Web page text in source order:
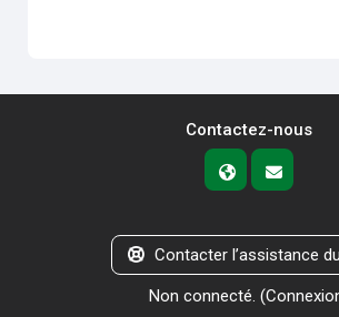
Contactez-nous
Contacter l’assistance
Non connecté. (